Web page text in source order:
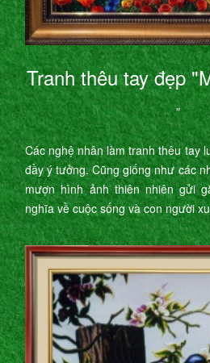
Tranh thêu tay đẹp
"
Các nghệ nhân làm tranh thêu tay
đầy ý tưởng. Cũng giống như các
mượn hình ảnh thiên nhiên gửi
nghĩa về cuộc sống và con người